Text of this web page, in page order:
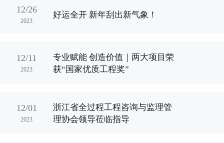
12/26
2023
好运全开 新年刮出新气象！
12/11
2023
专业赋能 创造价值｜两大项目荣
获“国家优质工程奖”
12/01
2023
浙江省全过程工程咨询与监理管
理协会领导莅临指导